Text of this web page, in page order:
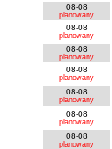
08-08
planowany
08-08
planowany
08-08
planowany
08-08
planowany
08-08
planowany
08-08
planowany
08-08
planowany